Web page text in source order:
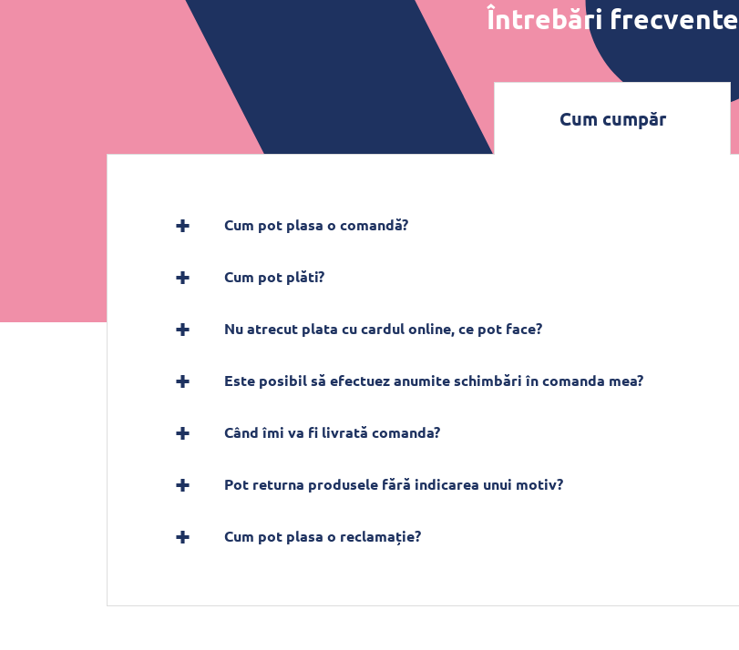
Întrebări frecvente
Cum cumpăr
Cum pot plasa o comandă?
Cum pot plăti?
Nu atrecut plata cu cardul online, ce pot face?
Este posibil să efectuez anumite schimbări în comanda mea?
Când îmi va fi livrată comanda?
Pot returna produsele fără indicarea unui motiv?
Cum pot plasa o reclamație?